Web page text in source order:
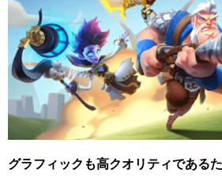
グラフィックも高クオリティである